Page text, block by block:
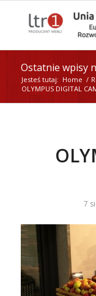
Ostatnie wpisy
Jesteś tutaj: Home /
OLYMPUS DIGITAL
7